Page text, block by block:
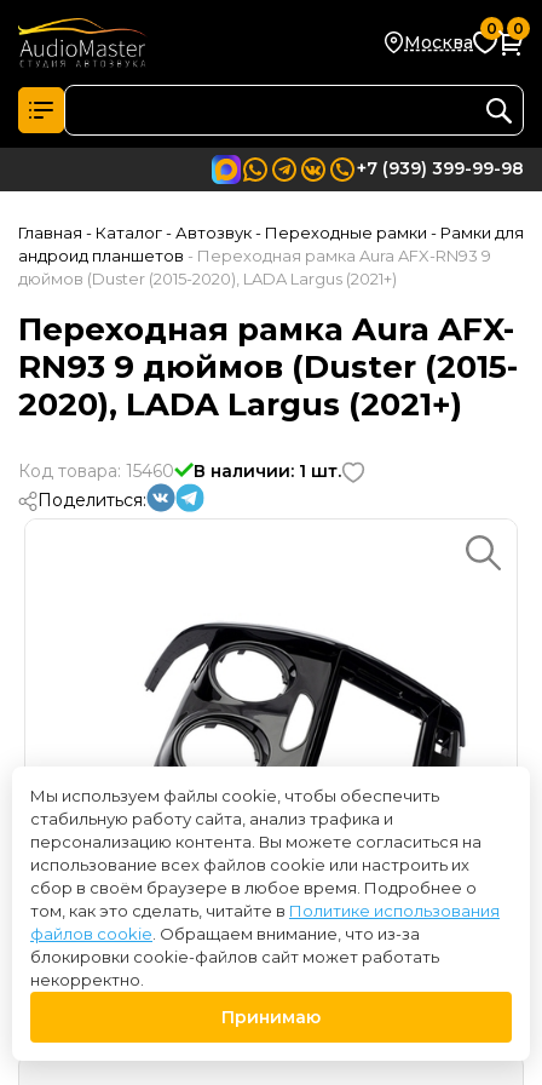
Москва
0 0
+7 (939) 399-99-98
Главная - Каталог- Автозвук- Переходные рамки - Рамки для
андроид планшетов - Переходная рамка Aura AFX-RN93 9
дюймов (Duster (2015-2020), LADA Largus (2021+)
Переходная рамка Aura AFX-
RN93 9 дюймов (Duster (2015-
2020), LADA Largus (2021+)
Код товара: 15460
В наличии: 1 шт.
Поделиться:
Мы используем файлы cookie, чтобы обеспечить
стабильную работу сайта, анализ трафика и
персонализацию контента. Вы можете согласиться на
использование всех файлов cookie или настроить их
сбор в своём браузере в любое время. Подробнее о
том, как это сделать, читайте в Политике использования
файлов cookie . Обращаем внимание, что из-за
блокировки cookie-файлов сайт может работать
некорректно.
Принимаю